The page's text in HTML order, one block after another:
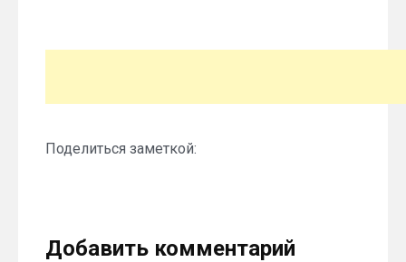
Поделиться заметкой:
Добавить комментарий